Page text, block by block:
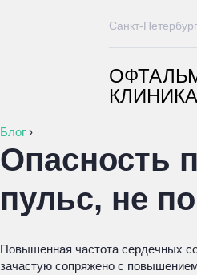
КЛИНИКА
Санкт-Петербург
Блог ›
Опасность
пульс, не
Повышенная частота сердечных
зачастую сопряжено с повышением